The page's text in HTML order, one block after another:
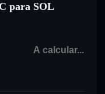
para SOL